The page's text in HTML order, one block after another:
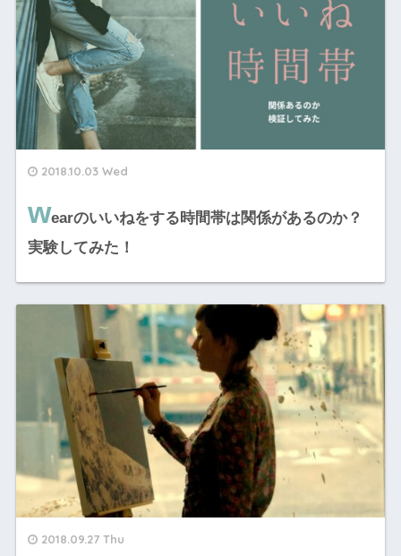
2018.10.03 Wed
wearのいいねをする時間帯は関係があるのか？
実験してみた！
2018.09.27 Thu